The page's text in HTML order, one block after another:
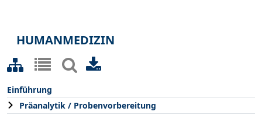
HUMANMEDIZIN
Einführung
Präanalytik / Probenvorbereitung